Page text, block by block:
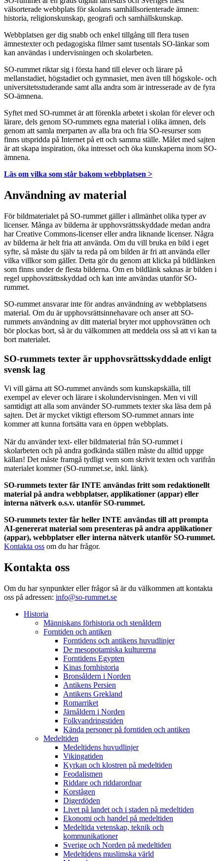
välsorterade webbplats för skolans samhällsorienterade ämnen:
historia, religionskunskap, geografi och samhällskunskap.
Webbplatsen ger dig snabb och enkel tillgång till flera tusen
ämnestexter och pedagogiska filmer samt tusentals SO-länkar som
kan användas i undervisningen och skolarbeten.
SO-rummet riktar sig i första hand till elever och lärare på
mellanstadiet, högstadiet och gymnasiet, men även till högskole- och
universitetsstuderande samt alla andra som är intresserade av de fyra
SO-ämnena.
Syftet med SO-rummet är att förenkla arbetet i skolan för elever och
lärare, dels genom SO-rummets egna material i olika ämnen, dels
genom att samla merparten av alla bra och fria SO-resurser som
finns utspridda på Internet på ett och samma ställe. Målet med sajten
är att skapa inspiration, öka intresset och öka kunskaperna inom SO-
ämnena.
Läs om vilka som står bakom webbplatsen >
Användning av material
För bildmaterialet på SO-rummet gäller i allmänhet olika typer av
licenser. Många av bilderna är upphovsrättsskyddade medan andra
har Creative Commons-licenser eller andra liknande licenser. Några
av bilderna är helt fria att använda. Om du vill bruka en bild i eget
syfte, så måste du själv ta reda på om bilden är fri att använda eller
vilka villkor som gäller. Detta gör du genom att klicka på bildlänken
som finns under de flesta bilderna. Om en bildlänk saknas är bilden i
regel upphovsrättsskyddad och kan inte användas utanför SO-
rummet.
SO-rummet ansvarar inte för andras användning av webbplatsens
material. Om du är upphovsrättsinnehavare och anser att SO-
rummets användning av ditt material bryter mot upphovsrätten och
bör plockas bort, så är du välkommen att meddela oss så att vi kan ta
bort materialet.
SO-rummets texter är upphovsrättsskyddade enligt
svensk lag
Vi vill gärna att SO-rummet används som kunskapskälla, till
exempel av elever och lärare i skolundervisningen. Men vi vill
samtidigt att alla som använder SO-rummets texter ska läsa dem på
sajten. Det är mycket viktigt eftersom SO-rummet annars inte
kommer att kunna fortsätta vara en öppen webbplats.
När du använder text- eller bildmaterial från SO-rummet i
skolarbeten och på andra godkända ställen måste du alltid uppge
källan! Det måste framgå tydligt vem som skrivit texten och varifrån
materialet kommer (SO-rummet.se, inkl. länk).
SO-rummets texter får INTE användas fritt som redaktionellt
material på andra webbplatser, applikationer (appar) eller
interna nätverk o.s.v. utanför SO-rummet.
SO-rummets texter får heller INTE användas till att prompta
AI-genererat material som presenteras på andra applikationer
(appar), webbplatser eller interna nätverk utanför SO-rummet.
Kontakta oss om du har frågor.
Kontakta oss
Om du har synpunkter eller frågor så är du välkommen att kontakta
oss på adressen: info@so-rummet.se
Historia
Människans förhistoria och stenåldern
Forntiden och antiken
Forntidens och antikens huvudlinjer
De mesopotamiska kulturerna
Forntidens Egypten
Kinas fornhistoria
Bronsåldern i Norden
Antikens Persien
Antikens Grekland
Romarriket
Järnåldern i Norden
Folkvandringstiden
Kända personer på forntiden och antiken
Medeltiden
Medeltidens huvudlinjer
Vikingatiden
Kyrkan och klostren på medeltiden
Feodalismen
Riddare och riddarordnar
Korstågen
Digerdöden
Livet på landet och i staden på medeltiden
Ekonomi och handel på medeltiden
Medeltida vetenskap, teknik och
kommunikationer
Sverige och Norden på medeltiden
Medeltidens muslimska värld